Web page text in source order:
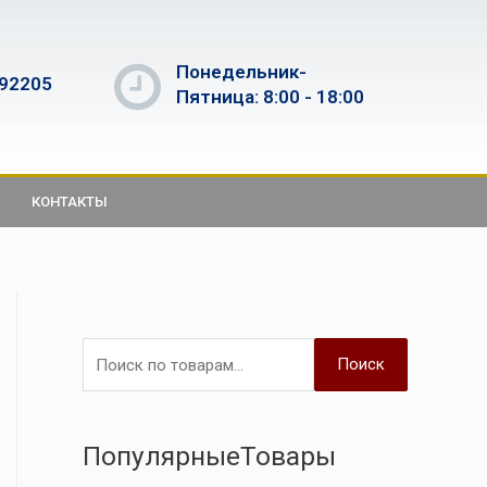
Понедельник-
Пятница: 8:00 - 18:00
КОНТАКТЫ
Поиск
ПопулярныеТовары